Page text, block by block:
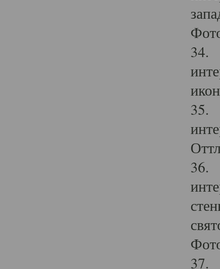
34.
35.
36.
37.